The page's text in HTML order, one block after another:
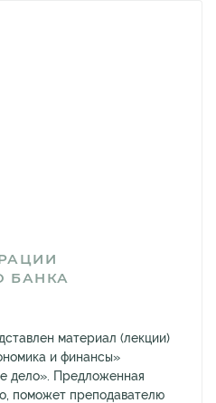
БАНКА
материал (лекции)
и финансы»
дело». Предложенная
поможет преподавателю